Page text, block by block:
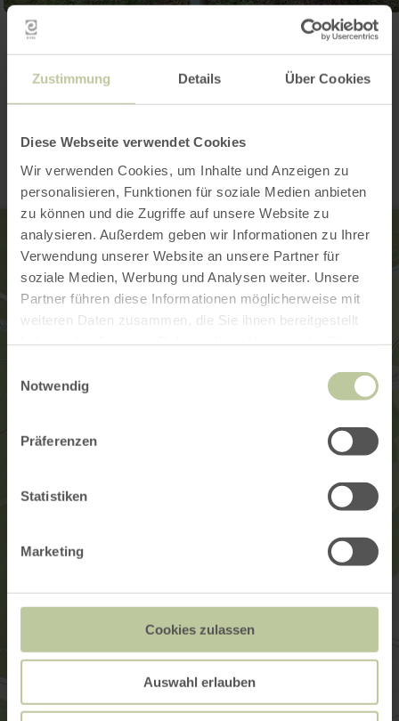
Zustimmung Details Über Cookies
Diese Webseite verwendet Cookies
Wir verwenden Cookies, um Inhalte und Anzeigen zu
personalisieren, Funktionen für soziale Medien anbieten
zu können und die Zugriffe auf unsere Website zu
analysieren. Außerdem geben wir Informationen zu Ihrer
Verwendung unserer Website an unsere Partner für
soziale Medien, Werbung und Analysen weiter. Unsere
Partner führen diese Informationen möglicherweise mit
weiteren Daten zusammen, die Sie ihnen bereitgestellt
Notwendig
Präferenzen
Statistiken
Marketing
Cookies zulassen
Auswahl erlauben
Contact